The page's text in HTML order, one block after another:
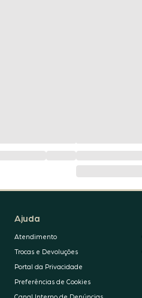
Ajuda
Atendimento
Trocas e Devoluções
Portal da Privacidade
Preferências de Cookies